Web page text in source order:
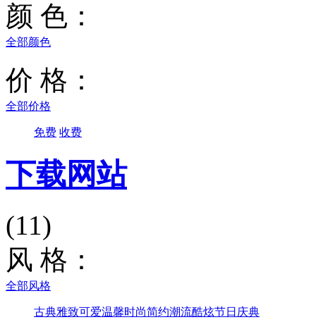
颜 色：
全部颜色
价 格：
全部价格
免费 收费
下载网站
(11)
风 格：
全部风格
古典雅致可爱温馨时尚简约潮流酷炫节日庆典